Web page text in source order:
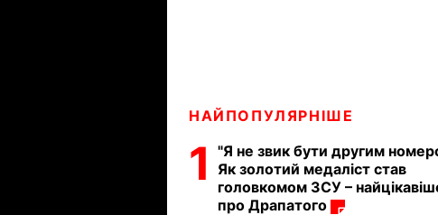
НАЙПОПУЛЯРНІШЕ
1
"Я не звик бути другим
Як золотий медаліст став
головкомом ЗСУ –
про Драпатого